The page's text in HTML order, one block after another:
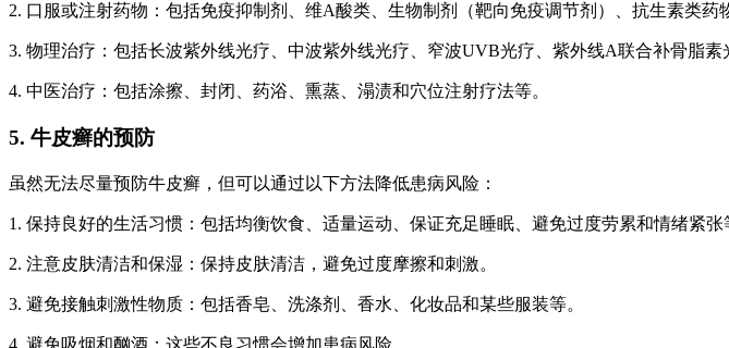
2. 口服或注射药物：包括免疫抑制剂、维A酸类、生物制剂（靶向免疫调节剂）、抗生素类药
3. 物理治疗：包括长波紫外线光疗、中波紫外线光疗、窄波UVB光疗、紫外线A联合补骨脂素
4. 中医治疗：包括涂擦、封闭、药浴、熏蒸、溻渍和穴位注射疗法等。
5. 牛皮癣的预防
虽然无法尽量预防牛皮癣，但可以通过以下方法降低患病风险：
1. 保持良好的生活习惯：包括均衡饮食、适量运动、保证充足睡眠、避免过度劳累和情绪紧张
2. 注意皮肤清洁和保湿：保持皮肤清洁，避免过度摩擦和刺激。
3. 避免接触刺激性物质：包括香皂、洗涤剂、香水、化妆品和某些服装等。
4. 避免吸烟和酗酒：这些不良习惯会增加患病风险。